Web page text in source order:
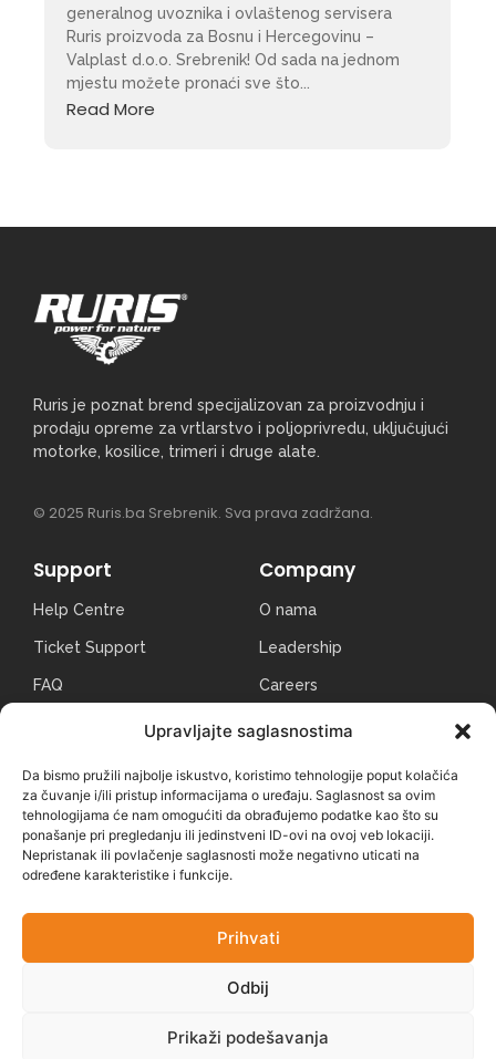
Upravljajte saglasnostima
Da bismo pružili najbolje iskustvo, koristimo tehnologije poput kolačića
za čuvanje i/ili pristup informacijama o uređaju. Saglasnost sa ovim
tehnologijama će nam omogućiti da obrađujemo podatke kao što su
ponašanje pri pregledanju ili jedinstveni ID-ovi na ovoj veb lokaciji.
Nepristanak ili povlačenje saglasnosti može negativno uticati na
određene karakteristike i funkcije.
Prihvati
Odbij
Prikaži podešavanja
generalnog uvoznika i ovlaštenog servisera
Ruris proizvoda za Bosnu i Hercegovinu –
Valplast d.o.o. Srebrenik! Od sada na jednom
mjestu možete pronaći sve što...
Read More
Ruris je poznat brend specijalizovan za proizvodnju i
prodaju opreme za vrtlarstvo i poljoprivredu, uključujući
motorke, kosilice, trimeri i druge alate.
© 2025 Ruris.ba Srebrenik. Sva prava zadržana.
Support
Help Centre
Ticket Support
FAQ
Company
O nama
Leadership
Careers
News & Articles
Uvoznik i serviser za BIH
+387 35 699 004